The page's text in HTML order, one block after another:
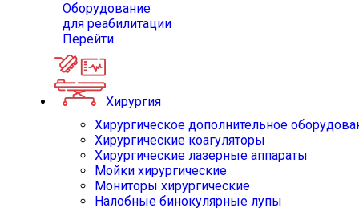
Оборудование
для реабилитации
Перейти
Хирургия
Хирургическое дополнительное
Хирургические коагуляторы
Хирургические лазерные аппараты
Мойки хирургические
Мониторы хирургические
Налобные бинокулярные лупы